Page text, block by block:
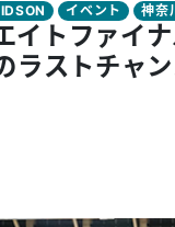
イベント 神奈
イトファイ
ラストチャン